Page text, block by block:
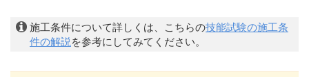
施工条件について詳しくは、こちらの技能試験の施工条
件の解説 を参考にしてみてください。